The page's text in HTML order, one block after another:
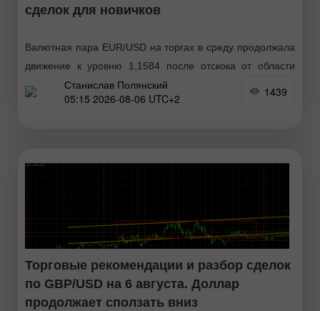
сделок для новичков
Валютная пара EUR/USD на торгах в среду продолжала
движение к уровню 1,1584 после отскока от области
1,1461-1,1474 и завершения месячного флэта. Таким
образом, европейская валюта продолжает абсолютно
Станислав Полянский
05:15 2026-08-06 UTC+2
1439
Торговые рекомендации и разбор сделок
по GBP/USD на 6 августа. Доллар
продолжает сползать вниз